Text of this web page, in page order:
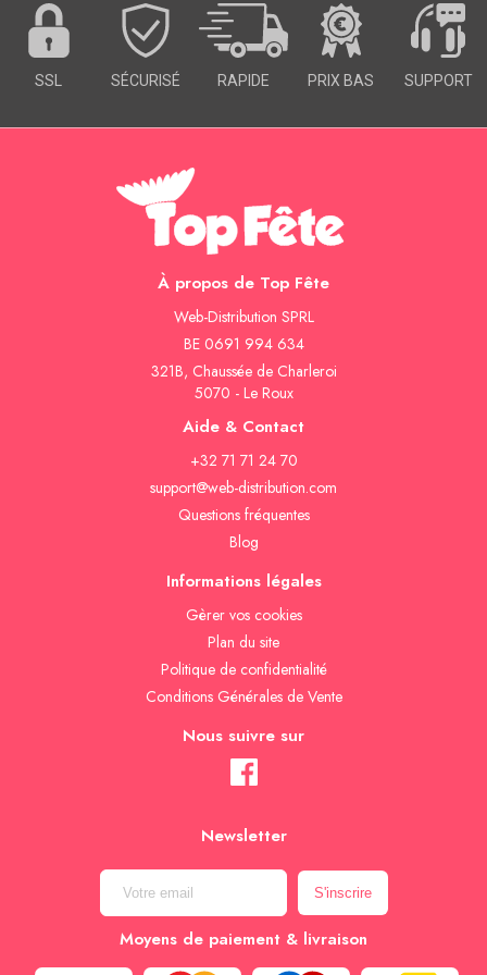
SOIRÉE
OCCASIONS
SPÉCIALES
SSL SÉCURISÉ RAPIDE PRIX BAS SUPPORT
À propos de Top Fête
Web-Distribution SPRL
BE 0691 994 634
321B, Chaussée de Charleroi
5070 - Le Roux
Aide & Contact
+32 71 71 24 70
support@web-distribution.com
Questions fréquentes
Blog
Informations légales
Gèrer vos cookies
Plan du site
Politique de confidentialité
Conditions Générales de Vente
Nous suivre sur
Newsletter
Moyens de paiement & livraison